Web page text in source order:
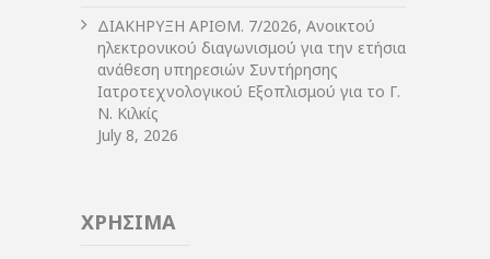
ΔIΑΚΗΡΥΞΗ ΑΡIΘΜ. 7/2026, Ανοικτού
ηλεκτρονικού διαγωνισμού για την ετήσια
ανάθεση υπηρεσιών Συντήρησης
Ιατροτεχνολογικού Εξοπλισμού για το Γ.
Ν. Κιλκίς
July 8, 2026
ΧΡΗΣΙΜΑ